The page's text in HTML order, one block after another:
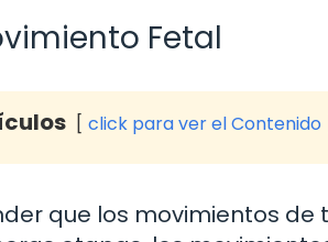
Fetal
click para ver el Contenido
que los movimientos